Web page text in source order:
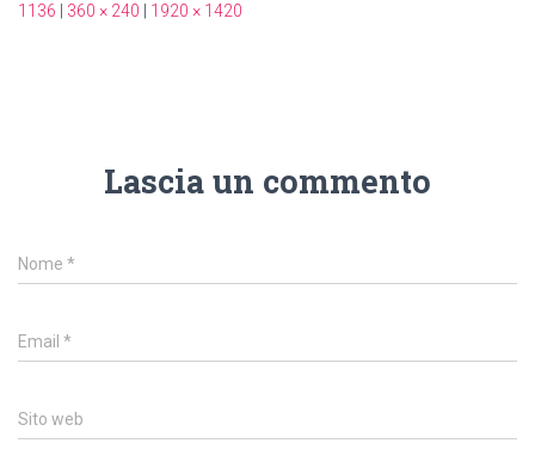
1136
360 × 240 1920 × 1420
Lascia un commento
Nome *
Email *
Sito web